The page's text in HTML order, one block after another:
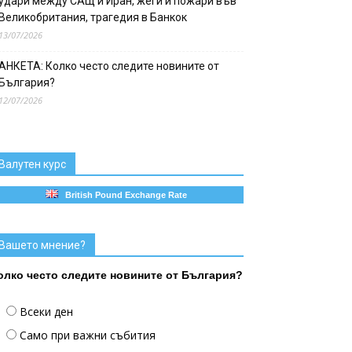
трагедия в Банкок
07/2026
Колко често следите новините от
07/2026
курс
British Pound Exchange Rate
мнение?
често следите новините от България?
Всеки ден
Само при важни събития